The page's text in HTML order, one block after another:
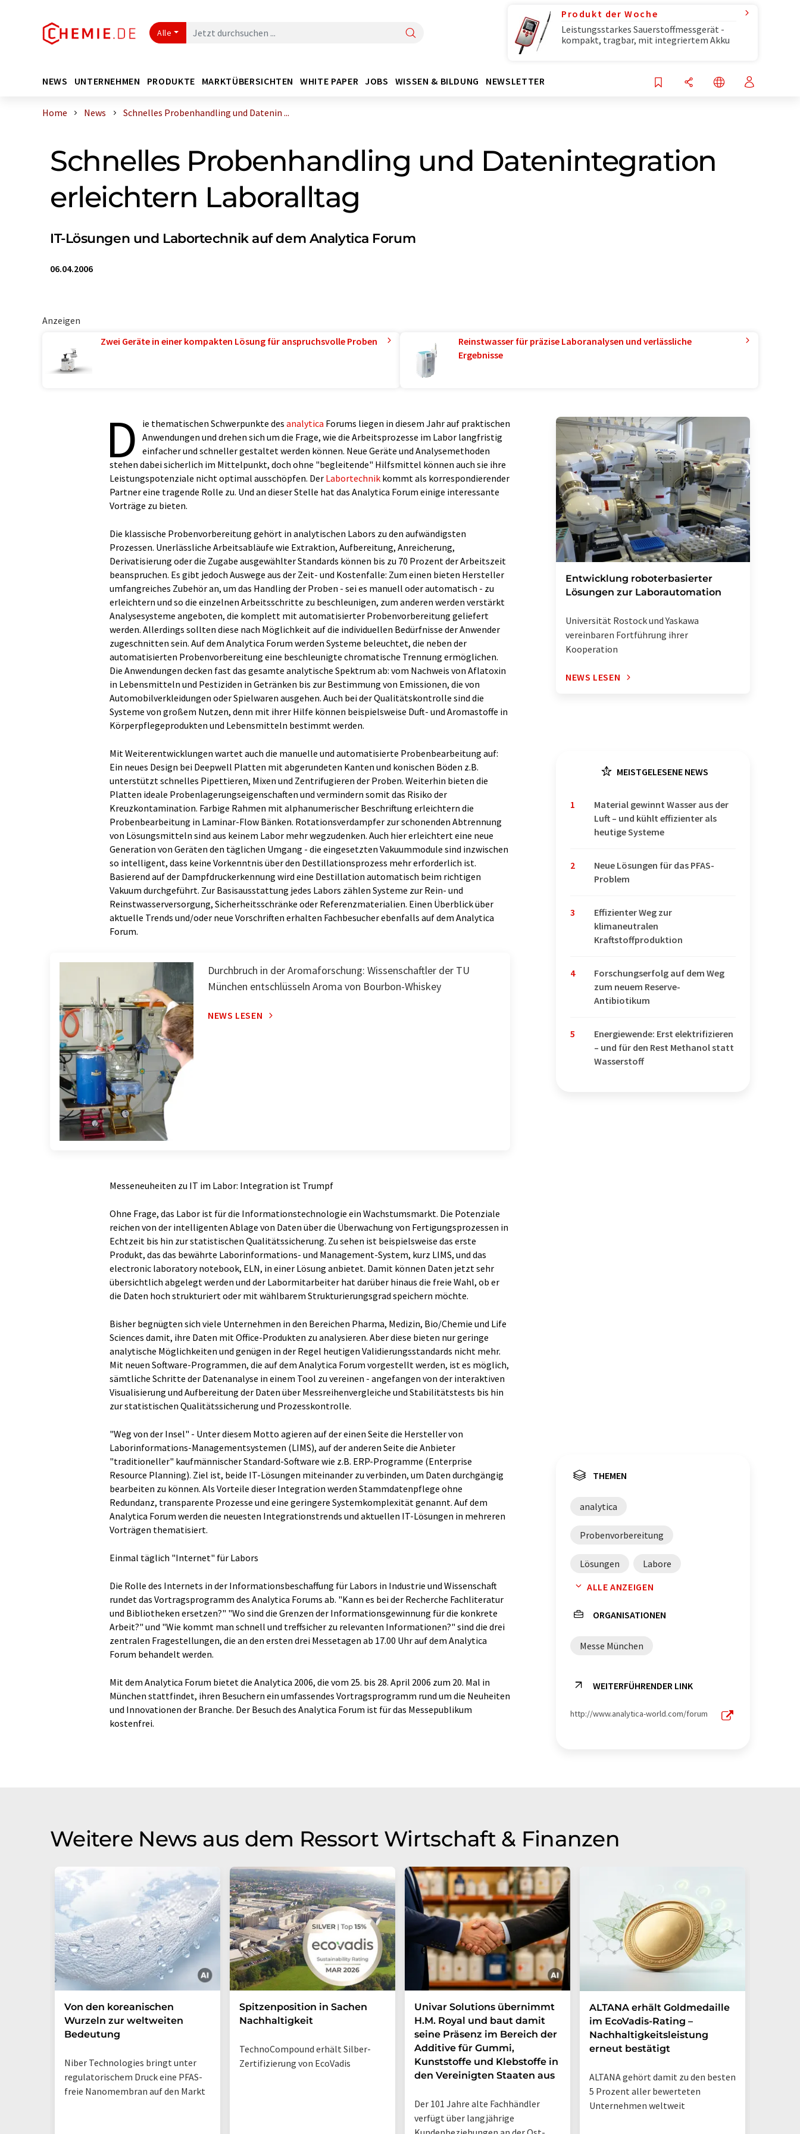
Alle
Produkt der Woche
Leistungsstarkes Sauerstoffmessgerät -
kompakt, tragbar, mit integriertem Akku
NEWS UNTERNEHMEN PRODUKTE MARKTÜBERSICHTEN WHITE PAPER JOBS WISSEN & BILDUNG NEWSLETTER
Home News Schnelles Probenhandling und Datenin ...
Schnelles Probenhandling und Datenintegration
erleichtern Laboralltag
IT-Lösungen und Labortechnik auf dem Analytica Forum
06.04.2006
Anzeigen
Zwei Geräte in einer kompakten Lösung für anspruchsvolle Proben
Reinstwasser für präzise Laboranalysen und verlässliche
Ergebnisse
D ie thematischen Schwerpunkte des analytica Forums liegen in diesem Jahr auf praktischen
Anwendungen und drehen sich um die Frage, wie die Arbeitsprozesse im Labor langfristig
einfacher und schneller gestaltet werden können. Neue Geräte und Analysemethoden
stehen dabei sicherlich im Mittelpunkt, doch ohne "begleitende" Hilfsmittel können auch sie ihre
Leistungspotenziale nicht optimal ausschöpfen. Der Labortechnik kommt als korrespondierender
Partner eine tragende Rolle zu. Und an dieser Stelle hat das Analytica Forum einige interessante
Vorträge zu bieten.
Die klassische Probenvorbereitung gehört in analytischen Labors zu den aufwändigsten
Prozessen. Unerlässliche Arbeitsabläufe wie Extraktion, Aufbereitung, Anreicherung,
Derivatisierung oder die Zugabe ausgewählter Standards können bis zu 70 Prozent der Arbeitszeit
beanspruchen. Es gibt jedoch Auswege aus der Zeit- und Kostenfalle: Zum einen bieten Hersteller
umfangreiches Zubehör an, um das Handling der Proben - sei es manuell oder automatisch - zu
erleichtern und so die einzelnen Arbeitsschritte zu beschleunigen, zum anderen werden verstärkt
Analysesysteme angeboten, die komplett mit automatisierter Probenvorbereitung geliefert
werden. Allerdings sollten diese nach Möglichkeit auf die individuellen Bedürfnisse der Anwender
zugeschnitten sein. Auf dem Analytica Forum werden Systeme beleuchtet, die neben der
automatisierten Probenvorbereitung eine beschleunigte chromatische Trennung ermöglichen.
Die Anwendungen decken fast das gesamte analytische Spektrum ab: vom Nachweis von Aflatoxin
in Lebensmitteln und Pestiziden in Getränken bis zur Bestimmung von Emissionen, die von
Automobilverkleidungen oder Spielwaren ausgehen. Auch bei der Qualitätskontrolle sind die
Systeme von großem Nutzen, denn mit ihrer Hilfe können beispielsweise Duft- und Aromastoffe in
Körperpflegeprodukten und Lebensmitteln bestimmt werden.
Mit Weiterentwicklungen wartet auch die manuelle und automatisierte Probenbearbeitung auf:
Ein neues Design bei Deepwell Platten mit abgerundeten Kanten und konischen Böden z.B.
unterstützt schnelles Pipettieren, Mixen und Zentrifugieren der Proben. Weiterhin bieten die
Platten ideale Probenlagerungseigenschaften und vermindern somit das Risiko der
Kreuzkontamination. Farbige Rahmen mit alphanumerischer Beschriftung erleichtern die
Probenbearbeitung in Laminar-Flow Bänken. Rotationsverdampfer zur schonenden Abtrennung
von Lösungsmitteln sind aus keinem Labor mehr wegzudenken. Auch hier erleichtert eine neue
Generation von Geräten den täglichen Umgang - die eingesetzten Vakuummodule sind inzwischen
so intelligent, dass keine Vorkenntnis über den Destillationsprozess mehr erforderlich ist.
Basierend auf der Dampfdruckerkennung wird eine Destillation automatisch beim richtigen
Vakuum durchgeführt. Zur Basisausstattung jedes Labors zählen Systeme zur Rein- und
Reinstwasserversorgung, Sicherheitsschränke oder Referenzmaterialien. Einen Überblick über
aktuelle Trends und/oder neue Vorschriften erhalten Fachbesucher ebenfalls auf dem Analytica
Forum.
Durchbruch in der Aromaforschung: Wissenschaftler der TU
München entschlüsseln Aroma von Bourbon-Whiskey
NEWS LESEN
Messeneuheiten zu IT im Labor: Integration ist Trumpf
Ohne Frage, das Labor ist für die Informationstechnologie ein Wachstumsmarkt. Die Potenziale
reichen von der intelligenten Ablage von Daten über die Überwachung von Fertigungsprozessen in
Echtzeit bis hin zur statistischen Qualitätssicherung. Zu sehen ist beispielsweise das erste
Produkt, das das bewährte Laborinformations- und Management-System, kurz LIMS, und das
electronic laboratory notebook, ELN, in einer Lösung anbietet. Damit können Daten jetzt sehr
übersichtlich abgelegt werden und der Labormitarbeiter hat darüber hinaus die freie Wahl, ob er
die Daten hoch strukturiert oder mit wählbarem Strukturierungsgrad speichern möchte.
Bisher begnügten sich viele Unternehmen in den Bereichen Pharma, Medizin, Bio/Chemie und Life
Sciences damit, ihre Daten mit Office-Produkten zu analysieren. Aber diese bieten nur geringe
analytische Möglichkeiten und genügen in der Regel heutigen Validierungsstandards nicht mehr.
Mit neuen Software-Programmen, die auf dem Analytica Forum vorgestellt werden, ist es möglich,
sämtliche Schritte der Datenanalyse in einem Tool zu vereinen - angefangen von der interaktiven
Visualisierung und Aufbereitung der Daten über Messreihenvergleiche und Stabilitätstests bis hin
zur statistischen Qualitätssicherung und Prozesskontrolle.
"Weg von der Insel" - Unter diesem Motto agieren auf der einen Seite die Hersteller von
Laborinformations-Managementsystemen (LIMS), auf der anderen Seite die Anbieter
"traditioneller" kaufmännischer Standard-Software wie z.B. ERP-Programme (Enterprise
Resource Planning). Ziel ist, beide IT-Lösungen miteinander zu verbinden, um Daten durchgängig
bearbeiten zu können. Als Vorteile dieser Integration werden Stammdatenpflege ohne
Redundanz, transparente Prozesse und eine geringere Systemkomplexität genannt. Auf dem
Analytica Forum werden die neuesten Integrationstrends und aktuellen IT-Lösungen in mehreren
Vorträgen thematisiert.
Einmal täglich "Internet" für Labors
Die Rolle des Internets in der Informationsbeschaffung für Labors in Industrie und Wissenschaft
rundet das Vortragsprogramm des Analytica Forums ab. "Kann es bei der Recherche Fachliteratur
und Bibliotheken ersetzen?" "Wo sind die Grenzen der Informationsgewinnung für die konkrete
Arbeit?" und "Wie kommt man schnell und treffsicher zu relevanten Informationen?" sind die drei
zentralen Fragestellungen, die an den ersten drei Messetagen ab 17.00 Uhr auf dem Analytica
Forum behandelt werden.
Mit dem Analytica Forum bietet die Analytica 2006, die vom 25. bis 28. April 2006 zum 20. Mal in
München stattfindet, ihren Besuchern ein umfassendes Vortragsprogramm rund um die Neuheiten
und Innovationen der Branche. Der Besuch des Analytica Forum ist für das Messepublikum
kostenfrei.
Entwicklung roboterbasierter
Lösungen zur Laborautomation
Universität Rostock und Yaskawa
vereinbaren Fortführung ihrer
Kooperation
NEWS LESEN
MEISTGELESENE NEWS
1
Material gewinnt Wasser aus der
Luft – und kühlt effizienter als
heutige Systeme
2
Neue Lösungen für das PFAS-
Problem
3
Effizienter Weg zur
klimaneutralen
Kraftstoffproduktion
4
Forschungserfolg auf dem Weg
zum neuem Reserve-
Antibiotikum
5
Energiewende: Erst elektrifizieren
– und für den Rest Methanol statt
Wasserstoff
THEMEN
analytica
Probenvorbereitung
Lösungen Labore
Qualitätssicherung
Labortechnik Trennung
Sicherheitsschränke
Fachliteratur
Destillation
Deepwell-Platten Chemie
Aromastoffe Analysatoren
ALLE ANZEIGEN
ORGANISATIONEN
Messe München
WEITERFÜHRENDER LINK
http://www.analytica-world.com/forum
Weitere News aus dem Ressort Wirtschaft & Finanzen
Von den koreanischen
Wurzeln zur weltweiten
Bedeutung
Niber Technologies bringt unter
regulatorischem Druck eine PFAS-
freie Nanomembran auf den Markt
Spitzenposition in Sachen
Nachhaltigkeit
TechnoCompound erhält Silber-
Zertifizierung von EcoVadis
Univar Solutions übernimmt
H.M. Royal und baut damit
seine Präsenz im Bereich der
Additive für Gummi,
Kunststoffe und Klebstoffe in
den Vereinigten Staaten aus
Der 101 Jahre alte Fachhändler
verfügt über langjährige
ALTANA erhält Goldmedaille
im EcoVadis-Rating –
Nachhaltigkeitsleistung
erneut bestätigt
ALTANA gehört damit zu den besten
5 Prozent aller bewerteten
Unternehmen weltweit